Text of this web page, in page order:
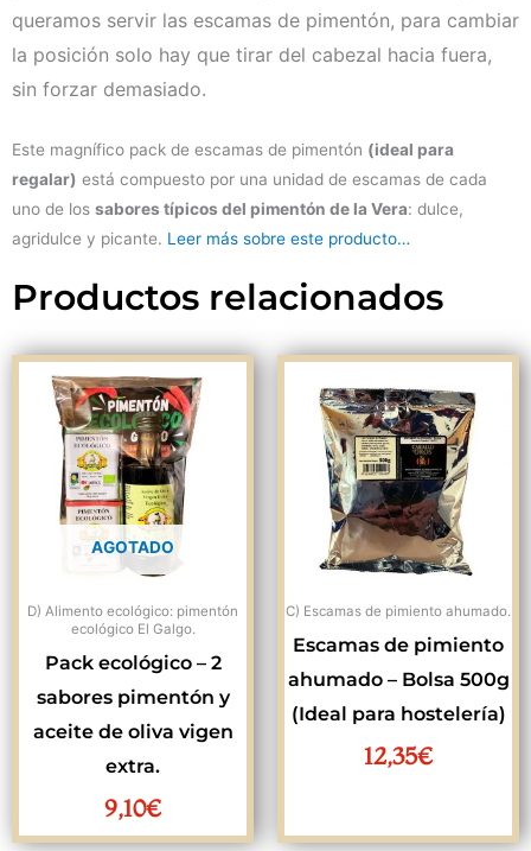
queramos servir las escamas de pimentón, para cambiar
la posición solo hay que tirar del cabezal hacia fuera,
sin forzar demasiado.
Este magnífico pack de escamas de pimentón (ideal para
regalar) está compuesto por una unidad de escamas de cada
uno de los sabores típicos del pimentón de la Vera: dulce,
agridulce y picante. Leer más sobre este producto…
Productos relacionados
AGOTADO
D) Alimento ecológico: pimentón
ecológico El Galgo.
Pack ecológico – 2
sabores pimentón y
aceite de oliva vigen
extra.
9,10€
C) Escamas de pimiento ahumado.
Escamas de pimiento
ahumado – Bolsa 500g
(Ideal para hostelería)
12,35€